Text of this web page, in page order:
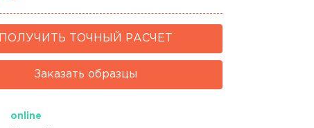
ПОЛУЧИТЬ ТОЧНЫЙ РАСЧЕТ
Заказать образцы
online